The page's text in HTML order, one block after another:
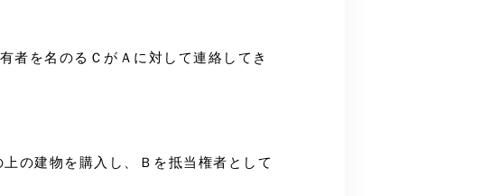
者を名のるＣがＡに対して連絡してき
の建物を購入し、Ｂを抵当権者として